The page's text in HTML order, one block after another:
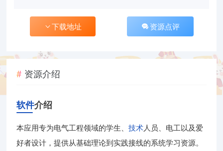
下载地址 资源点评
资源介绍
软件介绍
本应用专为电气工程领域的学生、技术人员、电工以及爱
好者设计，提供从基础理论到实践接线的系统学习资源。